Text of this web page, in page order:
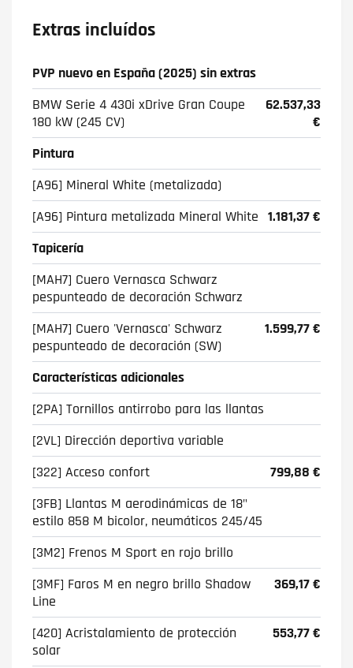
Extras incluídos
PVP nuevo en España (2025) sin extras
BMW Serie 4 430i xDrive Gran Coupe
180 kW (245 CV)
62.537,33
€
Pintura
[A96] Mineral White (metalizada)
[A96] Pintura metalizada Mineral White 1.181,37 €
Tapicería
[MAH7] Cuero Vernasca Schwarz
pespunteado de decoración Schwarz
[MAH7] Cuero 'Vernasca' Schwarz
pespunteado de decoración (SW)
1.599,77 €
Características adicionales
[2PA] Tornillos antirrobo para las llantas
[2VL] Dirección deportiva variable
[322] Acceso confort
799,88 €
[3FB] Llantas M aerodinámicas de 18"
estilo 858 M bicolor, neumáticos 245/45
[3M2] Frenos M Sport en rojo brillo
[3MF] Faros M en negro brillo Shadow
Line
369,17 €
[420] Acristalamiento de protección
solar
553,77 €